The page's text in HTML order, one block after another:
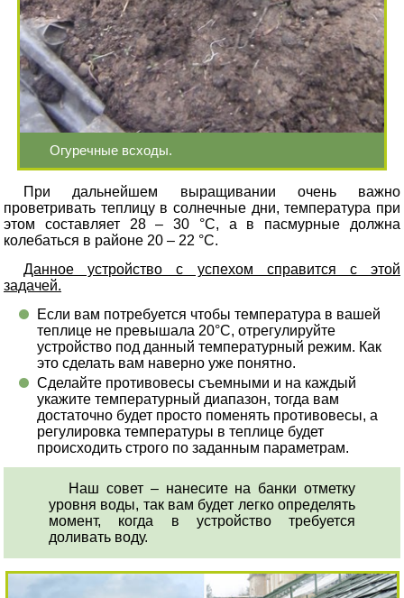
Огуречные всходы.
При дальнейшем выращивании очень важно
проветривать теплицу в солнечные дни, температура при
этом составляет 28 – 30 °С, а в пасмурные должна
колебаться в районе 20 – 22 °С.
Данное устройство с успехом справится с этой
задачей.
Если вам потребуется чтобы температура в вашей
теплице не превышала 20°С, отрегулируйте
устройство под данный температурный режим. Как
это сделать вам наверно уже понятно.
Сделайте противовесы съемными и на каждый
укажите температурный диапазон, тогда вам
достаточно будет просто поменять противовесы, а
регулировка температуры в теплице будет
происходить строго по заданным параметрам.
Наш совет – нанесите на банки отметку
уровня воды, так вам будет легко определять
момент, когда в устройство требуется
доливать воду.